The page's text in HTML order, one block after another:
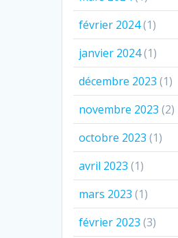
février 2024(1)
janvier 2024(1)
décembre 2023 (1)
novembre 2023 (2)
octobre 2023 (1)
avril 2023 (1)
mars 2023 (1)
février 2023 (3)